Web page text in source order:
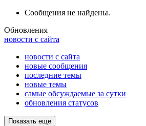
Сообщения не найдены.
Обновления
новости с сайта
новости с сайта
новые сообщения
последние темы
новые темы
самые обсуждаемые за сутки
обновления статусов
Показать еще